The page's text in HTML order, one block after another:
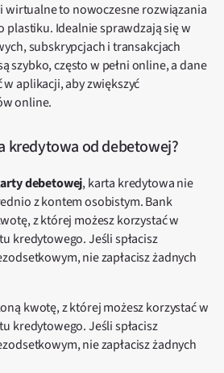
wirtualne to nowoczesne rozwiązania
plastiku. Idealnie sprawdzają się w
subskrypcjach i transakcjach
szybko, często w pełni online, a dane
aplikacji, aby zwiększyć
online.
kredytowa od debetowej?
debetowej, karta kredytowa nie
z kontem osobistym. Bank
z której możesz korzystać w
kredytowego. Jeśli spłacisz
nie zapłacisz żadnych
kwotę, z której możesz korzystać w
kredytowego. Jeśli spłacisz
nie zapłacisz żadnych